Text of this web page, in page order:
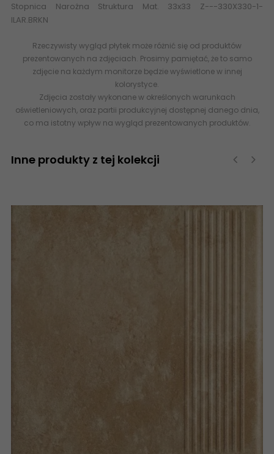
Stopnica Narożna Struktura Mat. 33x33 Z---330X330-1-
ILAR.BRKN
Rzeczywisty wygląd płytek może różnić się od produktów
prezentowanych na zdjęciach. Prosimy pamiętać, że to samo
zdjęcie na każdym monitorze będzie wyświetlone w innej
kolorystyce.
Zdjęcia zostały wykonane w określonych warunkach
oświetleniowych, oraz partii produkcyjnej dostępnej danego dnia,
co ma istotny wpływ na wygląd prezentowanych produktów.
Inne produkty z tej kolekcji